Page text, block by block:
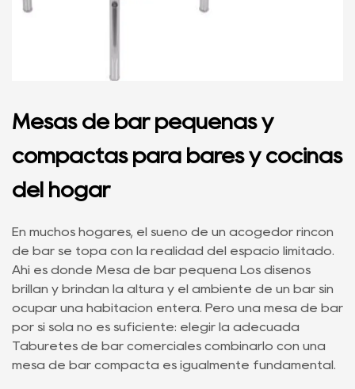
Mesas de bar pequeñas y
compactas para bares y cocinas
del hogar
En muchos hogares, el sueño de un acogedor rincón
de bar se topa con la realidad del espacio limitado.
Ahí es donde Mesa de bar pequeña Los diseños
brillan y brindan la altura y el ambiente de un bar sin
ocupar una habitación entera. Pero una mesa de bar
por sí sola no es suficiente: elegir la adecuada
Taburetes de bar comerciales combinarlo con una
mesa de bar compacta es igualmente fundamental.